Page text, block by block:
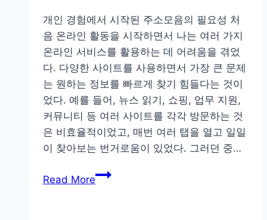
수
와
주
의
사
항:
실
질
적
언
개인 경험에서 시작된 주소모음의 필요성 처
음 온라인 활동을 시작하면서 나는 여러 가지
온라인 서비스를 활용하는 데 어려움을 겪었
다. 다양한 사이트를 사용하면서 가장 큰 문제
는 원하는 정보를 빠르게 찾기 힘들다는 것이
었다. 예를 들어, 뉴스 읽기, 쇼핑, 업무 지원,
커뮤니티 등 여러 사이트를 각각 방문하는 것
은 비효율적이었고, 매번 여러 탭을 열고 일일
이 찾아보는 번거로움이 있었다. 그러던 중…
Read More주